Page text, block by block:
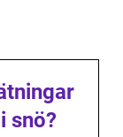
snö?